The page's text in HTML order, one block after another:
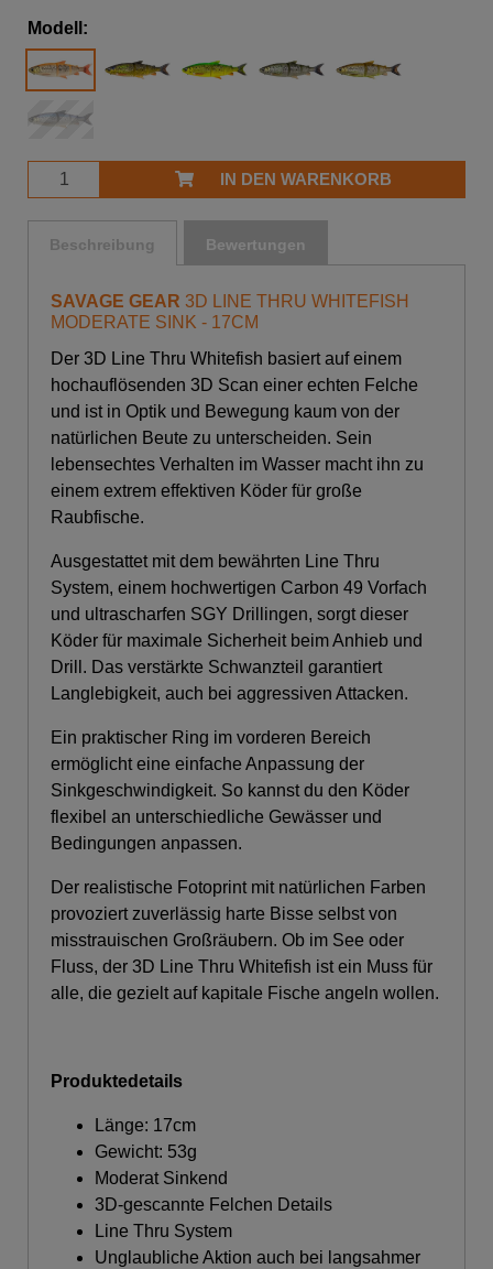
Modell:
IN DEN WARENKORB
Beschreibung Bewertungen
SAVAGE GEAR 3D LINE THRU WHITEFISH
MODERATE SINK - 17CM
Der 3D Line Thru Whitefish basiert auf einem
hochauflösenden 3D Scan einer echten Felche
und ist in Optik und Bewegung kaum von der
natürlichen Beute zu unterscheiden. Sein
lebensechtes Verhalten im Wasser macht ihn zu
einem extrem effektiven Köder für große
Raubfische.
Ausgestattet mit dem bewährten Line Thru
System, einem hochwertigen Carbon 49 Vorfach
und ultrascharfen SGY Drillingen, sorgt dieser
Köder für maximale Sicherheit beim Anhieb und
Drill. Das verstärkte Schwanzteil garantiert
Langlebigkeit, auch bei aggressiven Attacken.
Ein praktischer Ring im vorderen Bereich
ermöglicht eine einfache Anpassung der
Sinkgeschwindigkeit. So kannst du den Köder
flexibel an unterschiedliche Gewässer und
Bedingungen anpassen.
Der realistische Fotoprint mit natürlichen Farben
provoziert zuverlässig harte Bisse selbst von
misstrauischen Großräubern. Ob im See oder
Fluss, der 3D Line Thru Whitefish ist ein Muss für
alle, die gezielt auf kapitale Fische angeln wollen.
Produktedetails
Länge: 17cm
Gewicht: 53g
Moderat Sinkend
3D-gescannte Felchen Details
Line Thru System
Unglaubliche Aktion auch bei langsahmer